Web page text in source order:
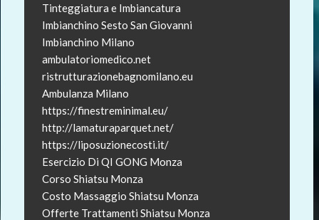
Tinteggiatura e Imbiancatura
Imbianchino Sesto San Giovanni
Imbianchino Milano
ambulatoriomedico.net
ristrutturazionebagnomilano.eu
Ambulanza Milano
https://finestreminimal.eu/
http://lamaturaparquet.net/
https://liposuzionecosti.it/
Esercizio Di QI GONG Monza
Corso Shiatsu Monza
Costo Massaggio Shiatsu Monza
Offerte Trattamenti Shiatsu Monza